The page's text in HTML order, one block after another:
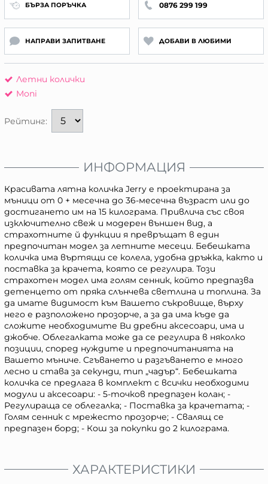
БЪРЗА ПОРЪЧКА 0876 299 199
НАПРАВИ ЗАПИТВАНЕ ДОБАВИ В ЛЮБИМИ
Летни колички
Moni
Рейтинг:
ИНФОРМАЦИЯ
Красивата лятна количка Jerry е проектирана за
мъници от 0 + месечна до 36-месечна възраст или до
достигането им на 15 килограма. Привлича със своя
изключително свеж и модерен външен вид, а
страхотните й функции я превръщат в един
предпочитан модел за летните месеци. Бебешката
количка има въртящи се колела, удобна дръжка, както и
поставка за крачета, която се регулира. Този
страхотен модел има голям сенник, който предпазва
детенцето от пряка слънчева светлина и топлина. За
да имате видимост към Вашето съкровище, върху
него е разположено прозорче, а за да има къде да
сложите необходимите Ви дребни аксесоари, има и
джобче. Облегалката може да се регулира в няколко
позиции, според нуждите и предпочитанията на
Вашето мъниче. Сгъването и разгъването е много
лесно и става за секунди, тип „чадър“. Бебешката
количка се предлага в комплект с всички необходими
модули и аксесоари: - 5-точков предпазен колан; -
Регулираща се облегалка; - Поставка за крачетата; -
Голям сенник с мрежесто прозорче; - Свалящ се
предпазен борд; - Кош за покупки до 2 килограма.
ХАРАКТЕРИСТИКИ